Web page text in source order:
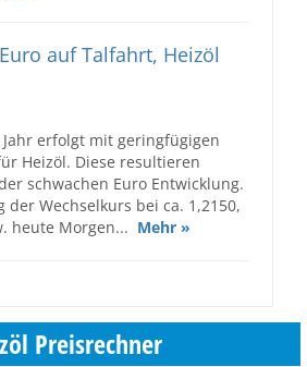
auf Talfahrt, Heizöl
erfolgt mit geringfügigen
Heizöl. Diese resultieren
schwachen Euro Entwicklung.
der Wechselkurs bei ca. 1,2150,
heute Morgen... Mehr »
Preisrechner